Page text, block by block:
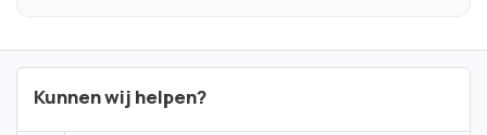
Kunnen wij helpen?